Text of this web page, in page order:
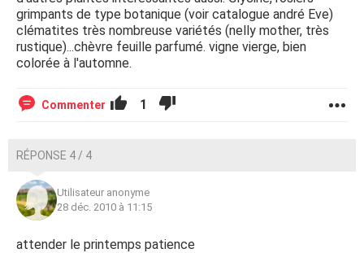
grimpants de type botanique (voir catalogue andré Eve)
clématites très nombreuse variétés (nelly mother, très
rustique)...chèvre feuille parfumé. vigne vierge, bien
colorée à l'automne.
Commenter 1
RÉPONSE 4 / 4
Utilisateur anonyme
28 déc. 2010 à 11:15
attender le printemps patience